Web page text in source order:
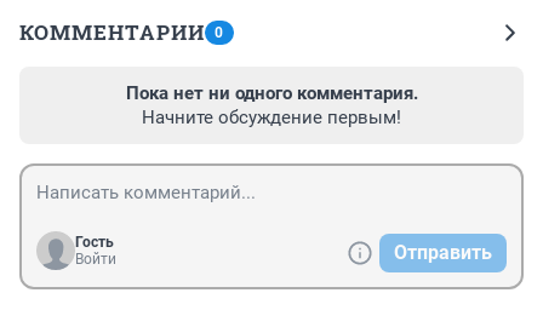
КОММЕНТАРИИ 0
Пока нет ни одного комментария.
Начните обсуждение первым!
Гость
Войти
Отправить